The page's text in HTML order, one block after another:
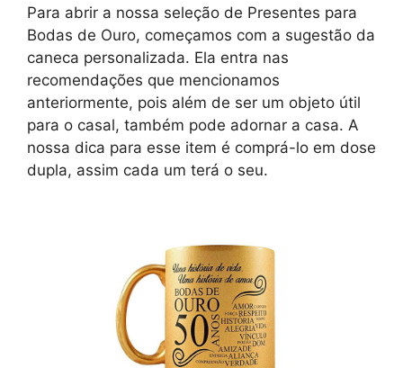
Para abrir a nossa seleção de Presentes para
Bodas de Ouro, começamos com a sugestão da
caneca personalizada. Ela entra nas
recomendações que mencionamos
anteriormente, pois além de ser um objeto útil
para o casal, também pode adornar a casa. A
nossa dica para esse item é comprá-lo em dose
dupla, assim cada um terá o seu.